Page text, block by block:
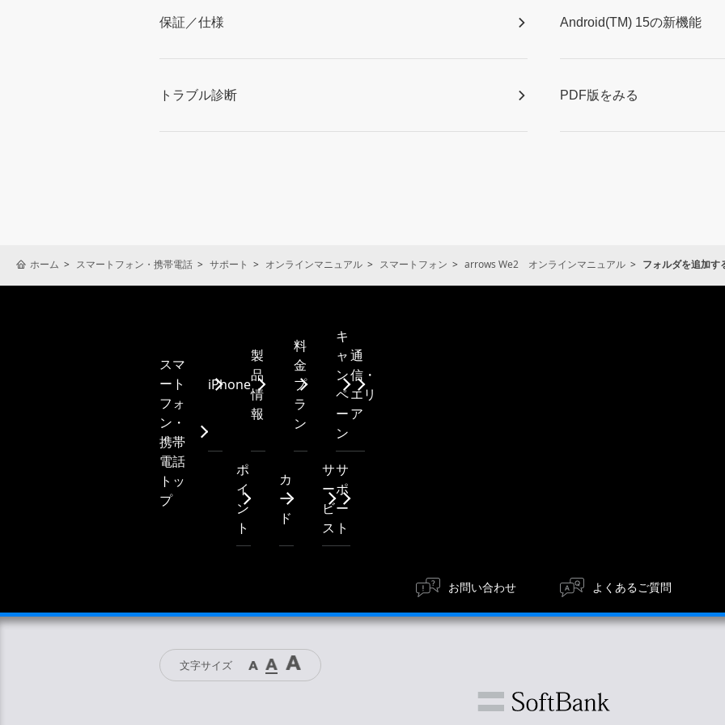
保証／仕様 Android(TM) 15の新機能
トラブル診断 PDF版をみる
ホーム スマートフォン・携帯電話 サポート オンラインマニュアル スマートフォン arrows We2 オンラインマニュアル フォルダを追加す
スマ
ート
フォ
ン・
携帯
電話
トッ
プ
iPhone
製
品
情
報
料
金
プ
ラ
ン
キ
ャ
ン
ペ
ー
ン
通
信・
エリ
ア
ポ
イ
ン
ト
カ
ー
ド
サ
ー
ビ
ス
サ
ポ
ー
ト
お問い合わせ よくあるご質問
文字サイズ